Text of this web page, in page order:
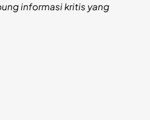
informasi kritis yang